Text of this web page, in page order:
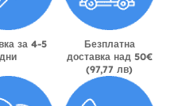
за 4-5
дни
Безплатна
доставка над 50€
(97,77 лв)